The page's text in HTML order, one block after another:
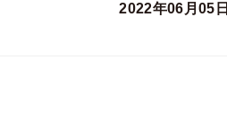
2022年06月05日